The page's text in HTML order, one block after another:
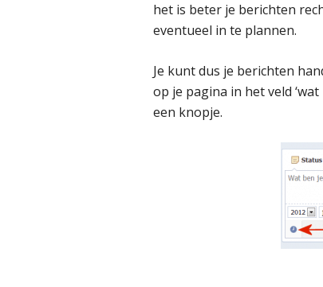
het is beter je berichten
eventueel in te plannen.
Je kunt dus je berichten
op je pagina in het veld
een knopje.